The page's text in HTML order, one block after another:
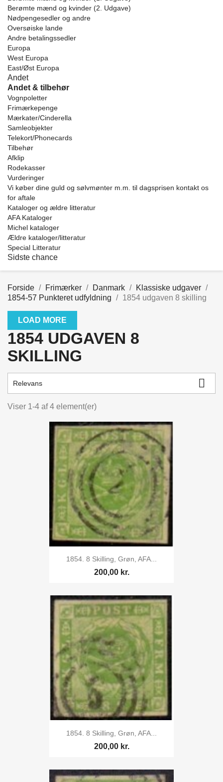
Berømte mænd og kvinder (2. Udgave)
Nødpengesedler og andre
Oversøiske lande
Andre betalingssedler
Europa
West Europa
East/Øst Europa
Andet
Andet & tilbehør
Vognpoletter
Frimærkepenge
Mærkater/Cinderella
Samleobjekter
Telekort/Phonecards
Tilbehør
Afklip
Rodekasser
Vurderinger
Vi køber dine guld og sølvmønter m.m. til dagsprisen kontakt os
for aftale
Kataloger og ældre litteratur
AFA Kataloger
Michel kataloger
Ældre kataloger/litteratur
Special Litteratur
Sidste chance
Forside Frimærker Danmark
Klassiske udgaver
1854-57 Punkteret udfyldning
1854 udgaven 8 skilling
Clear
Price
VIEW PRODUCTS4
LOAD MORE
1854 UDGAVEN 8
SKILLING
Relevans 
Viser 1-4 af 4 element(er)
1854. 8 Skilling, Grøn, AFA...
200,00 kr.
1854. 8 Skilling, Grøn, AFA...
200,00 kr.